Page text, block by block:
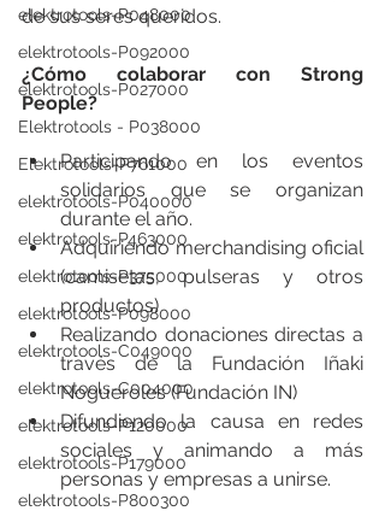
elektrotools-P048000
elektrotools-P092000
elektrotools-P027000
Elektrotools - P038000
Elektrotools-P761000
elektrotools-P040000
elektrotools-P463000
elektrotools-P375000
elektrotools-P098000
elektrotools-C049000
elektrotools-C004000
elektrotools-P120000
elektrotools-P179000
elektrotools-P800300
de sus seres queridos.
¿Cómo colaborar con Strong
People?
Participando en los eventos
solidarios que se organizan
durante el año.
Adquiriendo merchandising oficial
(camisetas, pulseras y otros
productos)
Realizando donaciones directas a
través de la Fundación Iñaki
Nogueroles (Fundación IN)
Difundiendo la causa en redes
sociales y animando a más
personas y empresas a unirse.